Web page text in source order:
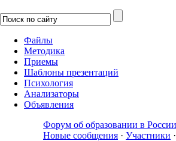
Файлы
Методика
Приемы
Шаблоны презентаций
Психология
Анализаторы
Объявления
Форум об образовании в
Новые сообщения · Участники ·